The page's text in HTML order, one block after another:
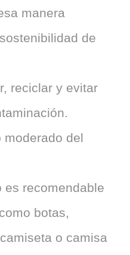
manera
de
reciclar y evitar
moderado del
es recomendable
botas,
o camisa